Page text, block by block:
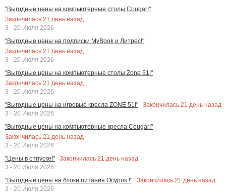
"Выгодные цены на компьютерные столы Cougar!"
Закончилась 21 день назад
3 - 20 Июля 2026
"Выгодные цены на подписки MyBook и Литрес!"
Закончилась 21 день назад
3 - 20 Июля 2026
"Выгодные цены на компьютерные столы Zone 51!"
Закончилась 21 день назад
3 - 20 Июля 2026
"Выгодные цены на игровые кресла ZONE 51!"
Закончилась 21 день назад
3 - 20 Июля 2026
"Выгодные цены на компьютерные кресла Cougar!"
Закончилась 21 день назад
3 - 20 Июля 2026
"Цены в отпуске!"
Закончилась 21 день назад
3 - 20 Июля 2026
"Выгодные цены на блоки питания Ocypus !"
Закончилась 21 день назад
3 - 20 Июля 2026